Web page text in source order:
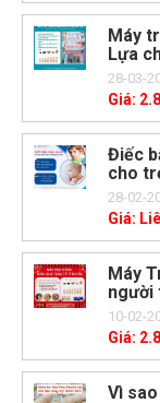
Máy
Lựa
28-03-
Giá:
Điếc
cho
28-02-
Giá:
Máy
người
10-02-
Giá:
Vì